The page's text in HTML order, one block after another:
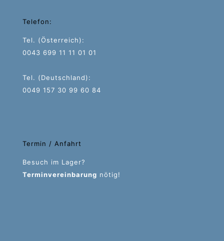
Telefon:
Tel. (Österreich):
0043 699 11 11 01 01
Tel. (Deutschland):
0049 157 30 99 60 84
Termin / Anfahrt
Besuch im Lager?
Terminvereinbarung nötig!